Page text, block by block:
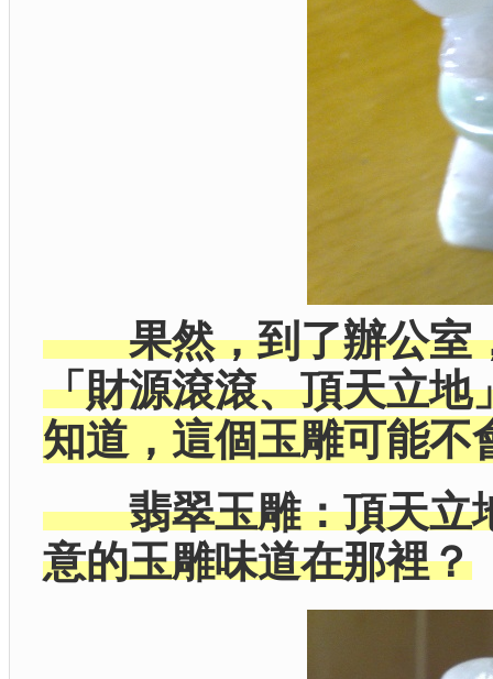
果然，到了辦公室，
「財源滾滾、頂天立地
知道，這個玉雕可能不
翡翠玉雕：頂天立地
意的玉雕味道在那裡？